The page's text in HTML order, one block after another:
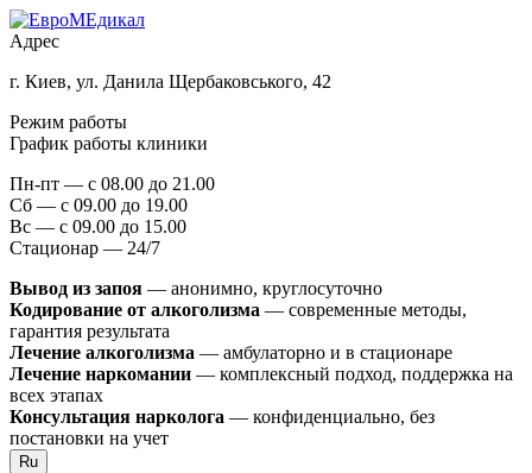
Адрес
г. Киев, ул. Данила Щербаковського, 42
Режим работы
График работы клиники
Пн-пт — с 08.00 до 21.00
Сб — с 09.00 до 19.00
Вс — с 09.00 до 15.00
Стационар — 24/7
Вывод из запоя — анонимно, круглосуточно
Кодирование от алкоголизма — современные методы,
гарантия результата
Лечение алкоголизма — амбулаторно и в стационаре
Лечение наркомании — комплексный подход, поддержка на
всех этапах
Консультация нарколога — конфиденциально, без
постановки на учет
Ru